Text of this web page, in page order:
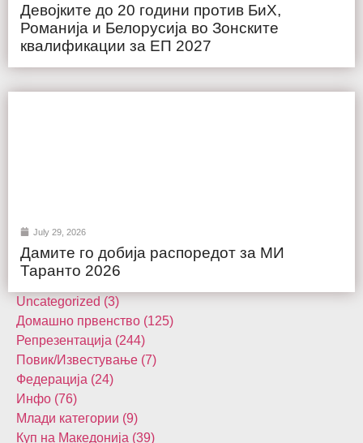
Девојките до 20 години против БиХ,
Романија и Белорусија во Зонските
квалификации за ЕП 2027
July 29, 2026
Дамите го добија распоредот за МИ
Таранто 2026
Uncategorized (3)
Домашнo првенство (125)
Репрезентација (244)
Повик/Известување (7)
Федерација (24)
Инфо (76)
Млади категории (9)
Куп на Македонија (39)